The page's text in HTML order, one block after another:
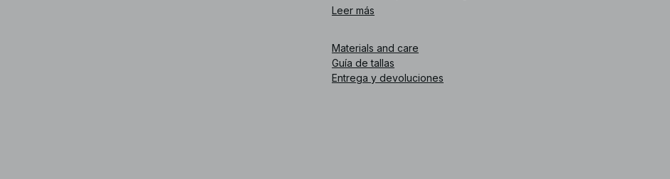
Leer más
Materials and care
Guía de tallas
Entrega y devoluciones